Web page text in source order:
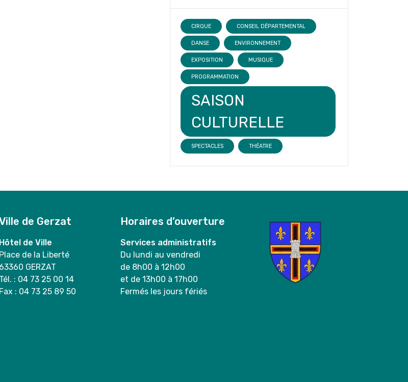
CIRQUE CONSEIL DÉPARTEMENTAL
DANSE ENVIRONNEMENT
EXPOSITION MUSIQUE
PROGRAMMATION
SAISON
CULTURELLE
SPECTACLES THÉATRE
de Gerzat
Hôtel de Ville
Place de la Liberté
63360 GERZAT
Tél. : 04 73 25 00 14
Fax : 04 73 25 89 50
Horaires d’ouverture
Services administratifs
Du lundi au vendredi
de 8h00 à 12h00
et de 13h00 à 17h00
Fermés les jours fériés